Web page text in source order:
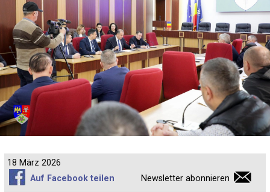
18 März 2026
Auf Facebook teilen
Newsletter abonnieren